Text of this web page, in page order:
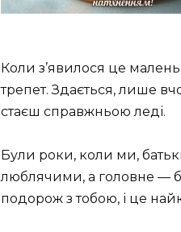
Коли з’явилося це
трепет. Здається, лише
стаєш справжньою леді.
Були роки, коли ми,
люблячими, а головне —
подорож з тобою, і це